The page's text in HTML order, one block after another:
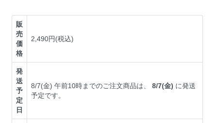
販
売
価
格
2,490円(税込)
発
送
予
定
日
8/7(金) 午前10時までのご注文商品は、8/7(金) に発送
予定です。